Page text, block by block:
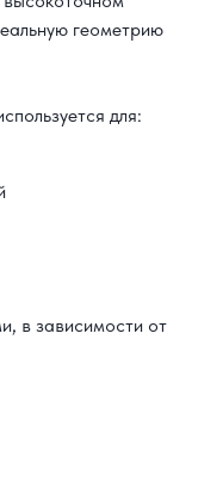
геометрию
для:
в зависимости от